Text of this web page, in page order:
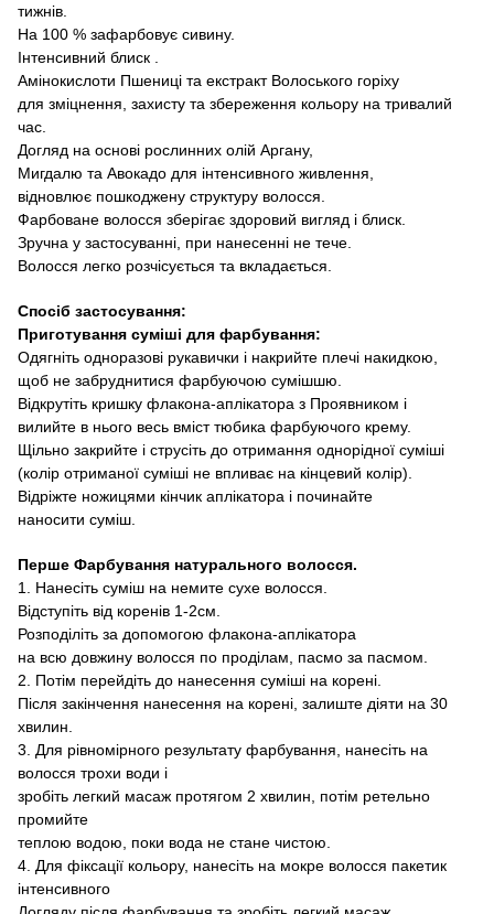
тижнів.
На 100 % зафарбовує сивину.
Інтенсивний блиск
Амінокислоти Пшениці та екстракт Волоського горіху
для зміцнення, захисту та збереження кольору на тривалий
час.
Догляд на основі рослинних олій Аргану,
Мигдалю та Авокадо для інтенсивного живлення,
відновлює пошкоджену структуру волосся.
Фарбоване волосся зберігає здоровий вигляд і блиск.
Зручна у застосуванні, при нанесенні не тече.
Волосся легко розчісується та вкладається
Спосіб застосування:
Приготування суміші для фарбування:
Одягніть одноразові рукавички і накрийте плечі накидкою
щоб не забруднитися фарбуючою сумішшю.
Відкрутіть кришку флакона-аплікатора з Проявником і
вилийте в нього весь вміст тюбика фарбуючого крему.
Щільно закрийте і струсіть до отримання однорідної суміші
(колір отриманої суміші не впливає на кінцевий колір).
Відріжте ножицями кінчик аплікатора і починайте
наносити суміш.
Перше Фарбування натурального волосся.
1. Нанесіть суміш на немите сухе волосся
Відступіть від коренів 1-2см.
Розподіліть за допомогою флакона-аплікатора
на всю довжину волосся по проділам, пасмо за пасмом
2. Потім перейдіть до нанесення суміші на корені
Після закінчення нанесення на корені, залиште діяти на 30
хвилин
3. Для рівномірного результату фарбування,
нанесіть на
волосся трохи води і
зробіть легкий масаж протягом 2 хвилин
потім ретельно
промийте
теплою водою, поки вода не стане чистою.
4. Для фіксації кольору, нанесіть на мокре волосся пакетик
інтенсивного